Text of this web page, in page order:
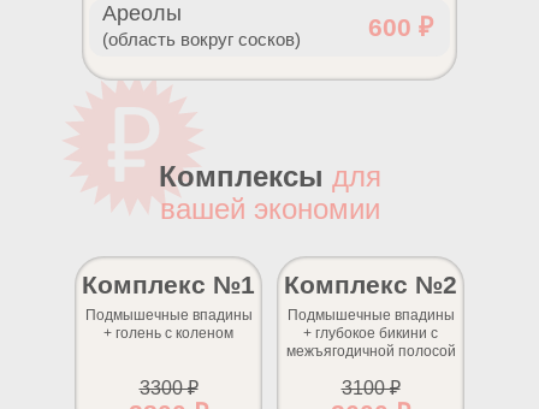
600 ₽
(область вокруг сосков)
Ареолы
Комплексы для
вашей экономии
3100 ₽
Подмышечные впадины
+ глубокое бикини с
межъягодичной полосой
Комплекс №2
3300 ₽
Подмышечные впадины
+ голень с коленом
Комплекс №1